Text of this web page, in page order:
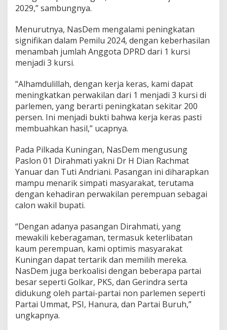
2029,” sambungnya.
Menurutnya, NasDem mengalami peningkatan
signifikan dalam Pemilu 2024, dengan keberhasilan
menambah jumlah Anggota DPRD dari 1 kursi
menjadi 3 kursi.
“Alhamdulillah, dengan kerja keras, kami dapat
meningkatkan perwakilan dari 1 menjadi 3 kursi di
parlemen, yang berarti peningkatan sekitar 200
persen. Ini menjadi bukti bahwa kerja keras pasti
membuahkan hasil,” ucapnya.
Pada Pilkada Kuningan, NasDem mengusung
Paslon 01 Dirahmati yakni Dr H Dian Rachmat
Yanuar dan Tuti Andriani. Pasangan ini diharapkan
mampu menarik simpati masyarakat, terutama
dengan kehadiran perwakilan perempuan sebagai
calon wakil bupati.
“Dengan adanya pasangan Dirahmati, yang
mewakili keberagaman, termasuk keterlibatan
kaum perempuan, kami optimis masyarakat
Kuningan dapat tertarik dan memilih mereka.
NasDem juga berkoalisi dengan beberapa partai
besar seperti Golkar, PKS, dan Gerindra serta
didukung oleh partai-partai non parlemen seperti
Partai Ummat, PSI, Hanura, dan Partai Buruh,”
ungkapnya.